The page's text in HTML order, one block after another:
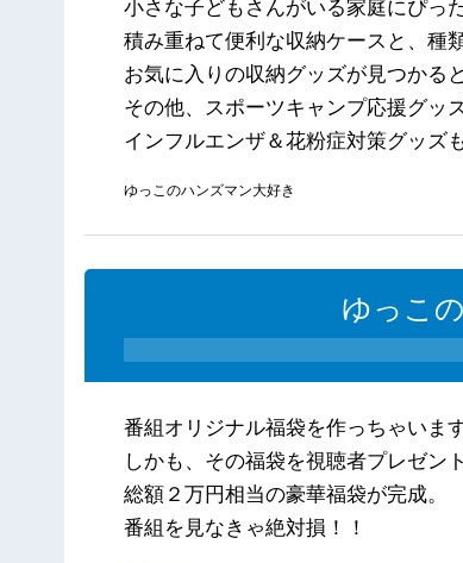
小さな子どもさんがいる家庭にぴっ
積み重ねて便利な収納ケースと、種
お気に入りの収納グッズが見つかる
その他、スポーツキャンプ応援グッ
インフルエンザ＆花粉症対策グッズ
ゆっこのハンズマン大好き
ゆっこ
番組オリジナル福袋を作っちゃいま
しかも、その福袋を視聴者プレゼン
総額２万円相当の豪華福袋が完成。
番組を見なきゃ絶対損！！